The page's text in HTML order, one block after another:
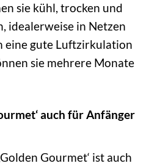
sie kühl, trocken und
idealerweise in Netzen
eine gute Luftzirkulation
sie mehrere Monate
auch für Anfänger
Gourmet‘ ist auch